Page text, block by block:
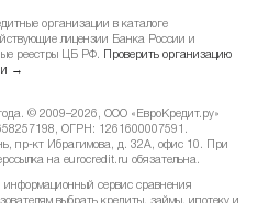
организации в каталоге
лицензии Банка России и
реестры ЦБ РФ.
Проверить организацию
→
© 2009–2026, ООО «ЕвроКредит.ру»
ОГРН: 1261600007591.
пр-кт Ибрагимова, д. 32А, офис 10. При
на eurocredit.ru обязательна.
сервис сравнения